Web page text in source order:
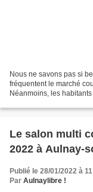
Nous ne savons pas si
fréquentent le marché
Néanmoins, les
Le salon multi
2022 à Aulnay-
Publié le 28/01/2022 à
Par Aulnaylibre !